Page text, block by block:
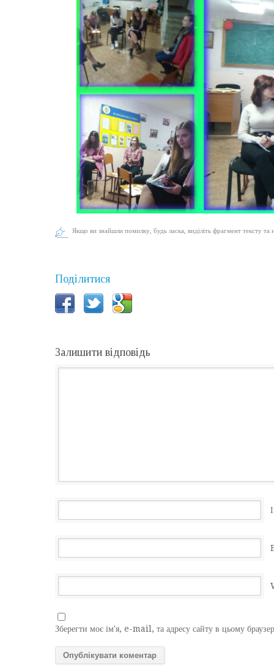
Якщо ви знайшли помилку, будь ласка, виділіть фрагмент тексту та
Поділитися
Залишити відповідь
Зберегти моє ім'я, e-mail, та адресу сайту в цьому